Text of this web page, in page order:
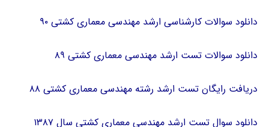
دانلود سوالات کارشناسی ارشد مهندسی معماری کشتی ۹۰
دانلود سوالات تست ارشد مهندسی معماری کشتی ۸۹
دریافت رایگان تست ارشد رشته مهندسی معماری کشتی ۸۸
دانلود سوال تست ارشد مهندسی معماری کشتی سال ۱۳۸۷